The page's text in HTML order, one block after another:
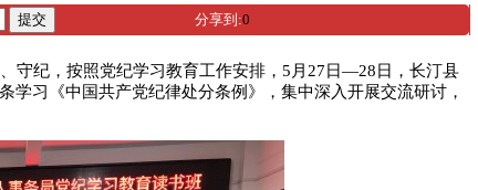
分享到:0
守纪，按照党纪学习教育工作安排，5月27日—28日，长汀县
习《中国共产党纪律处分条例》，集中深入开展交流研讨，